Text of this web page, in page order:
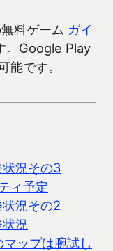
料ゲーム ガイ
。Google Play
能です。
況その3
ィ予定
況その2
況
ップは腕試し